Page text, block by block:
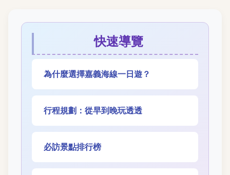
快速導覽
為什麼選擇嘉義海線一日遊？
行程規劃：從早到晚玩透透
必訪景點排行榜